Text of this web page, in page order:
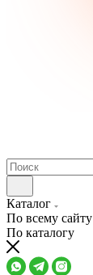
Каталог
По всему сайту
По каталогу